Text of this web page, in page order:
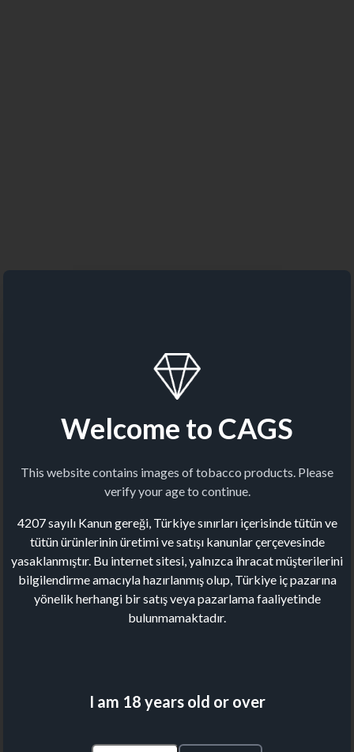
Welcome to CAGS
This website contains images of tobacco products. Please
verify your age to continue.
4207 sayılı Kanun gereği, Türkiye sınırları içerisinde tütün ve
tütün ürünlerinin üretimi ve satışı kanunlar çerçevesinde
yasaklanmıştır. Bu internet sitesi, yalnızca ihracat müşterilerini
bilgilendirme amacıyla hazırlanmış olup, Türkiye iç pazarına
yönelik herhangi bir satış veya pazarlama faaliyetinde
bulunmamaktadır.
I am 18 years old or over